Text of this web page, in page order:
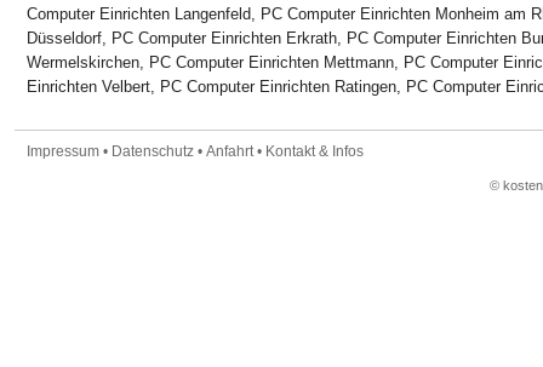
Computer Einrichten Langenfeld, PC Computer Einrichten Monheim am
Düsseldorf, PC Computer Einrichten Erkrath, PC Computer Einrichten
Wermelskirchen, PC Computer Einrichten Mettmann, PC Computer
Einrichten Velbert, PC Computer Einrichten Ratingen, PC Computer
Impressum • Datenschutz • Anfahrt• Kontakt & Infos
©